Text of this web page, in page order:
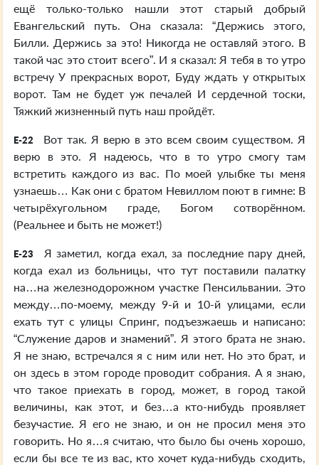
ещё только-только нашли этот старый добрый
Евангельский путь. Она сказала: “Держись этого,
Билли. Держись за это! Никогда не оставляй этого. В
такой час это стоит всего”. И я сказал: Я тебя в то утро
встречу У прекрасных ворот, Буду ждать у открытых
ворот. Там не будет уж печалей И сердечной тоски,
Тяжкий жизненный путь наш пройдёт.
E-22
Вот так. Я верю в это всем своим существом. Я
верю в это. Я надеюсь, что в то утро смогу там
встретить каждого из вас. По моей улыбке ты меня
узнаешь… Как они с братом Невиллом поют в гимне: В
четырёхугольном граде, Богом сотворённом.
(Реальнее и быть не может!)
E-23
Я заметил, когда ехал, за последние пару дней,
когда ехал из больницы, что тут поставили палатку
на…на железнодорожном участке Пенсильвании. Это
между…по-моему, между 9-й и 10-й улицами, если
ехать тут с улицы Спринг, подъезжаешь и написано:
“Служение даров и знамений”. Я этого брата не знаю.
Я не знаю, встречался я с ним или нет. Но это брат, и
он здесь в этом городе проводит собрания. А я знаю,
что такое приехать в город, может, в город такой
величины, как этот, и без…а кто-нибудь проявляет
безучастие. Я его не знаю, и он не просил меня это
говорить. Но я…я считаю, что было бы очень хорошо,
если бы все те из вас, кто хочет куда-нибудь сходить,